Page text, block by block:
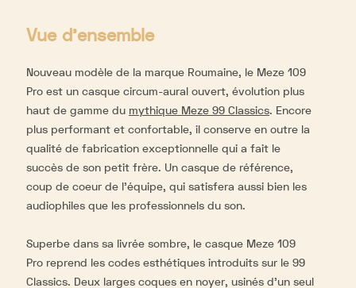
Vue d'ensemble
Nouveau modèle de la marque Roumaine, le Meze 109
Pro est un casque circum-aural ouvert, évolution plus
haut de gamme du mythique Meze 99 Classics. Encore
plus performant et confortable, il conserve en outre la
qualité de fabrication exceptionnelle qui a fait le
succès de son petit frère. Un casque de référence,
coup de coeur de l’équipe, qui satisfera aussi bien les
audiophiles que les professionnels du son.
Superbe dans sa livrée sombre, le casque Meze 109
Pro reprend les codes esthétiques introduits sur le 99
Classics. Deux larges coques en noyer, usinés d’un seul